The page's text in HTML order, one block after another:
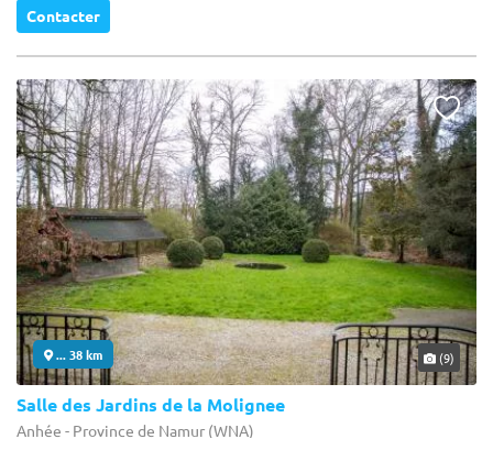
Contacter
... 38 km (9)
Salle des Jardins de la Molignee
Anhée - Province de Namur (WNA)